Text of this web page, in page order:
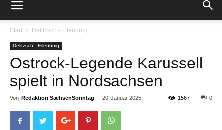
Start Delitzsch - Eilenburg
Delitzsch - Eilenburg
Ostrock-Legende Karussell
spielt in Nordsachsen
Von Redaktion SachsenSonntag - 20. Januar 2025 0
1567